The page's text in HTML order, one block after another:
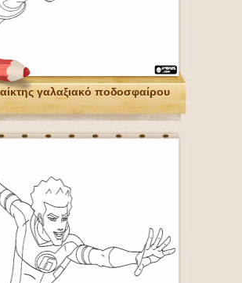
γαλαξιακό ποδοσφαίρου